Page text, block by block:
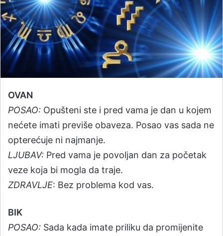
OVAN
POSAO: Opušteni ste i pred vama je dan u kojem
nećete imati previše obaveza. Posao vas sada ne
opterećuje ni najmanje.
LJUBAV: Pred vama je povoljan dan za početak
veze koja bi mogla da traje.
ZDRAVLJE: Bez problema kod vas.
BIK
POSAO: Sada kada imate priliku da promijenite